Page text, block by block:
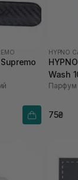
HYPNO
Wash
Парфум
75₴